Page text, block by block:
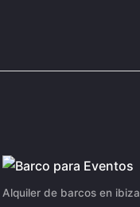
Alquiler de barcos en ibiza